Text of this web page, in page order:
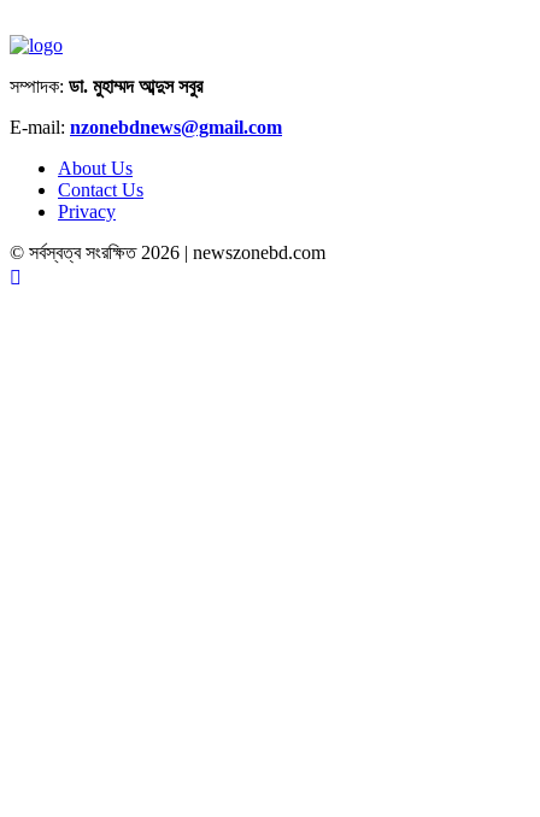
সম্পাদক: ডা. মুহাম্মদ আব্দুস সবুর
E-mail: nzonebdnews@gmail.com
About Us
Contact Us
Privacy
© সর্বস্বত্ব সংরক্ষিত 2026 | newszonebd.com